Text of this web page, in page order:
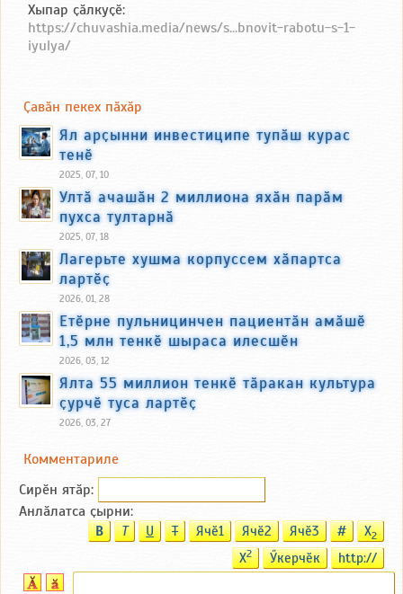
Хыпар ҫӑлкуҫӗ:
https://chuvashia.media/news/s...bnovit-rabotu-s-1-
iyulya/
Ҫавӑн пекех пӑхӑр
Ял арҫынни инвестиципе тупӑш курас
тенӗ
2025, 07, 10
Ултӑ ачашӑн 2 миллиона яхӑн парӑм
пухса тултарнӑ
2025, 07, 18
Лагерьте хушма корпуссем хӑпартса
лартӗҫ
2026, 01, 28
Етӗрне пульницинчен пациентӑн амӑшӗ
1,5 млн тенкӗ шыраса илесшӗн
2026, 03, 12
Ялта 55 миллион тенкӗ тӑракан культура
ҫурчӗ туса лартӗҫ
2026, 03, 27
Комментариле
Сирӗн ятӑp:
Анлӑлатса ҫырни:
B T U T Ячӗ1 Ячӗ2 Ячӗ3 # X2
X2 Ӳкерчӗк http://